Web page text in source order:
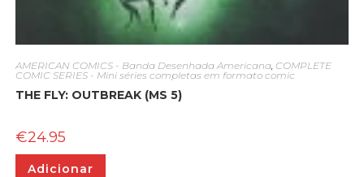
AMERICAN COMICS - Banda Desenhada Americana, COMPLETE
COMIC SERIES - Mini séries completas em formato comic
THE FLY: OUTBREAK (MS 5)
€24.95
Adicionar